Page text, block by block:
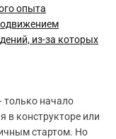
опыта
из-за которых
только начало
в конструкторе или
стартом. Но